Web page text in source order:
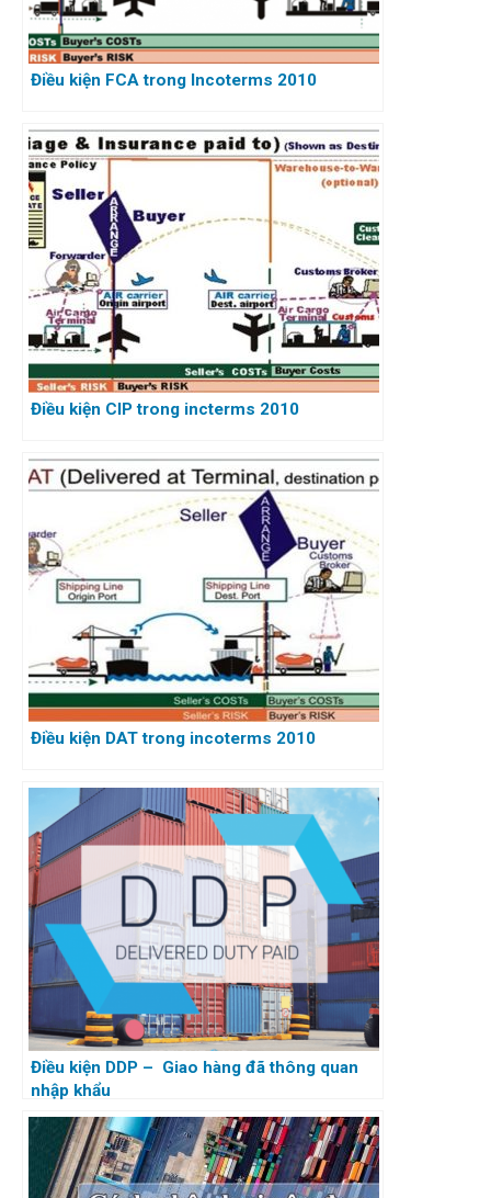
Điều kiện FCA trong Incoterms 2010
Điều kiện CIP trong incterms 2010
Điều kiện DAT trong incoterms 2010
Điều kiện DDP – Giao hàng đã thông quan
nhập khẩu